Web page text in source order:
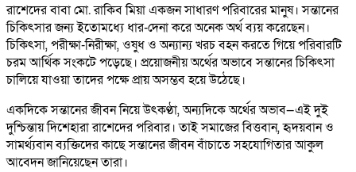
রাশেদের বাবা মো. রাকিব মিয়া একজন সাধারণ পরিবারের মানুষ। সন্তানের
চিকিৎসার জন্য ইতোমধ্যে ধার-দেনা করে অনেক অর্থ ব্যয় করেছেন।
চিকিৎসা, পরীক্ষা-নিরীক্ষা, ওষুধ ও অন্যান্য খরচ বহন করতে গিয়ে পরিবারটি
চরম আর্থিক সংকটে পড়েছে। প্রয়োজনীয় অর্থের অভাবে সন্তানের চিকিৎসা
চালিয়ে যাওয়া তাদের পক্ষে প্রায় অসম্ভব হয়ে উঠেছে।
একদিকে সন্তানের জীবন নিয়ে উৎকণ্ঠা, অন্যদিকে অর্থের অভাব—এই দুই
দুশ্চিন্তায় দিশেহারা রাশেদের পরিবার। তাই সমাজের বিত্তবান, হৃদয়বান ও
সামর্থ্যবান ব্যক্তিদের কাছে সন্তানের জীবন বাঁচাতে সহযোগিতার আকুল
আবেদন জানিয়েছেন তারা।